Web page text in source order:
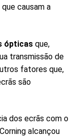
causam a
ópticas que,
transmissão de
fatores que,
são
dos ecrãs com o
alcançou